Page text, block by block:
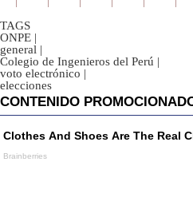
TAGS
ONPE |
general |
Colegio de Ingenieros del Perú |
voto electrónico |
elecciones